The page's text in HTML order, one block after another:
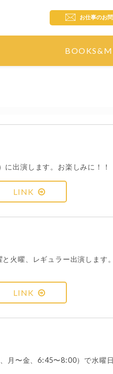
お仕事のお
出演します。お楽しみに！！
LINK
火曜、レギュラー出演します
LINK
月〜金、6:45〜8:00）で水曜